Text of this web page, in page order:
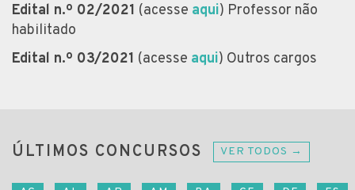
Edital n.º 02/2021 (acesse aqui) Professor não
habilitado
Edital n.º 03/2021 (acesse aqui) Outros cargos
ÚLTIMOS CONCURSOS VER TODOS →